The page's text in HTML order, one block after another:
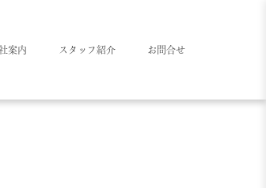
案内 スタッフ紹介 お問合せ